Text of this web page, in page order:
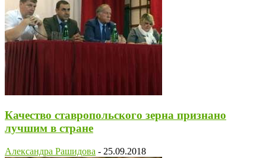
Качество ставропольского зерна признано
лучшим в стране
Александра Рашидова - 25.09.2018